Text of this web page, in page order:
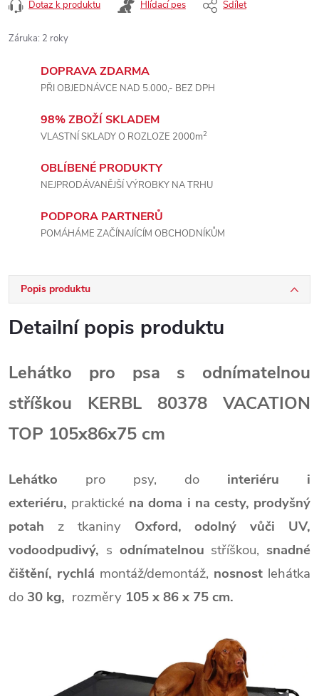
Dotaz k produktu Hlídací pes Sdílet
Záruka: 2 roky
DOPRAVA ZDARMA
PŘI OBJEDNÁVCE NAD 5.000,- BEZ DPH
98% ZBOŽÍ SKLADEM
VLASTNÍ SKLADY O ROZLOZE 2000m2
OBLÍBENÉ PRODUKTY
NEJPRODÁVANĚJŠÍ VÝROBKY NA TRHU
PODPORA PARTNERŮ
POMÁHÁME ZAČÍNAJÍCÍM OBCHODNÍKŮM
Popis produktu
Detailní popis produktu
Lehátko pro psa s odnímatelnou
stříškou KERBL 80378 VACATION
TOP 105x86x75 cm
Lehátko pro psy, do interiéru i
exteriéru, praktické na doma i na cesty, prodyšný
potah z tkaniny Oxford,odolný vůči UV,
vodoodpudivý, s odnímatelnou stříškou, snadné
čištění, rychlá montáž/demontáž, nosnost lehátka
do 30 kg, rozměry 105 x 86 x 75 cm.